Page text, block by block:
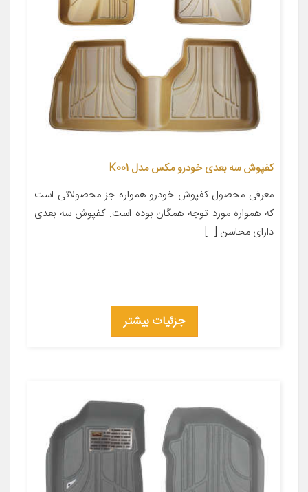
کفپوش سه بعدی خودرو مکس مدل K001
معرفی محصول کفپوش خودرو همواره جز محصولاتی است
که همواره مورد توجه همگان بوده است. کفپوش سه بعدی
دارای محاسن […]
جزئیات بیشتر